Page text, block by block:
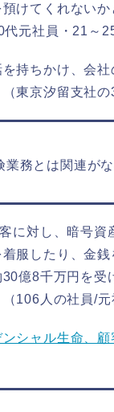
けてくれない
代元社員・21～
を持ちかけ、会
東京汐留支社
務とは関連が
に対し、暗号
服したり、金
億8千万円を受
106人の社員/元
ンシャル生命、